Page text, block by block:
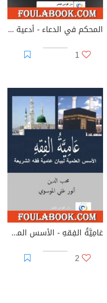
المحكم في الدعاء - أدعية من القرآن والسنّة
1
عَامِيَّةُ الفِقهِ - الأسس المعرفية لعاميّة الفقه الشرعي
2